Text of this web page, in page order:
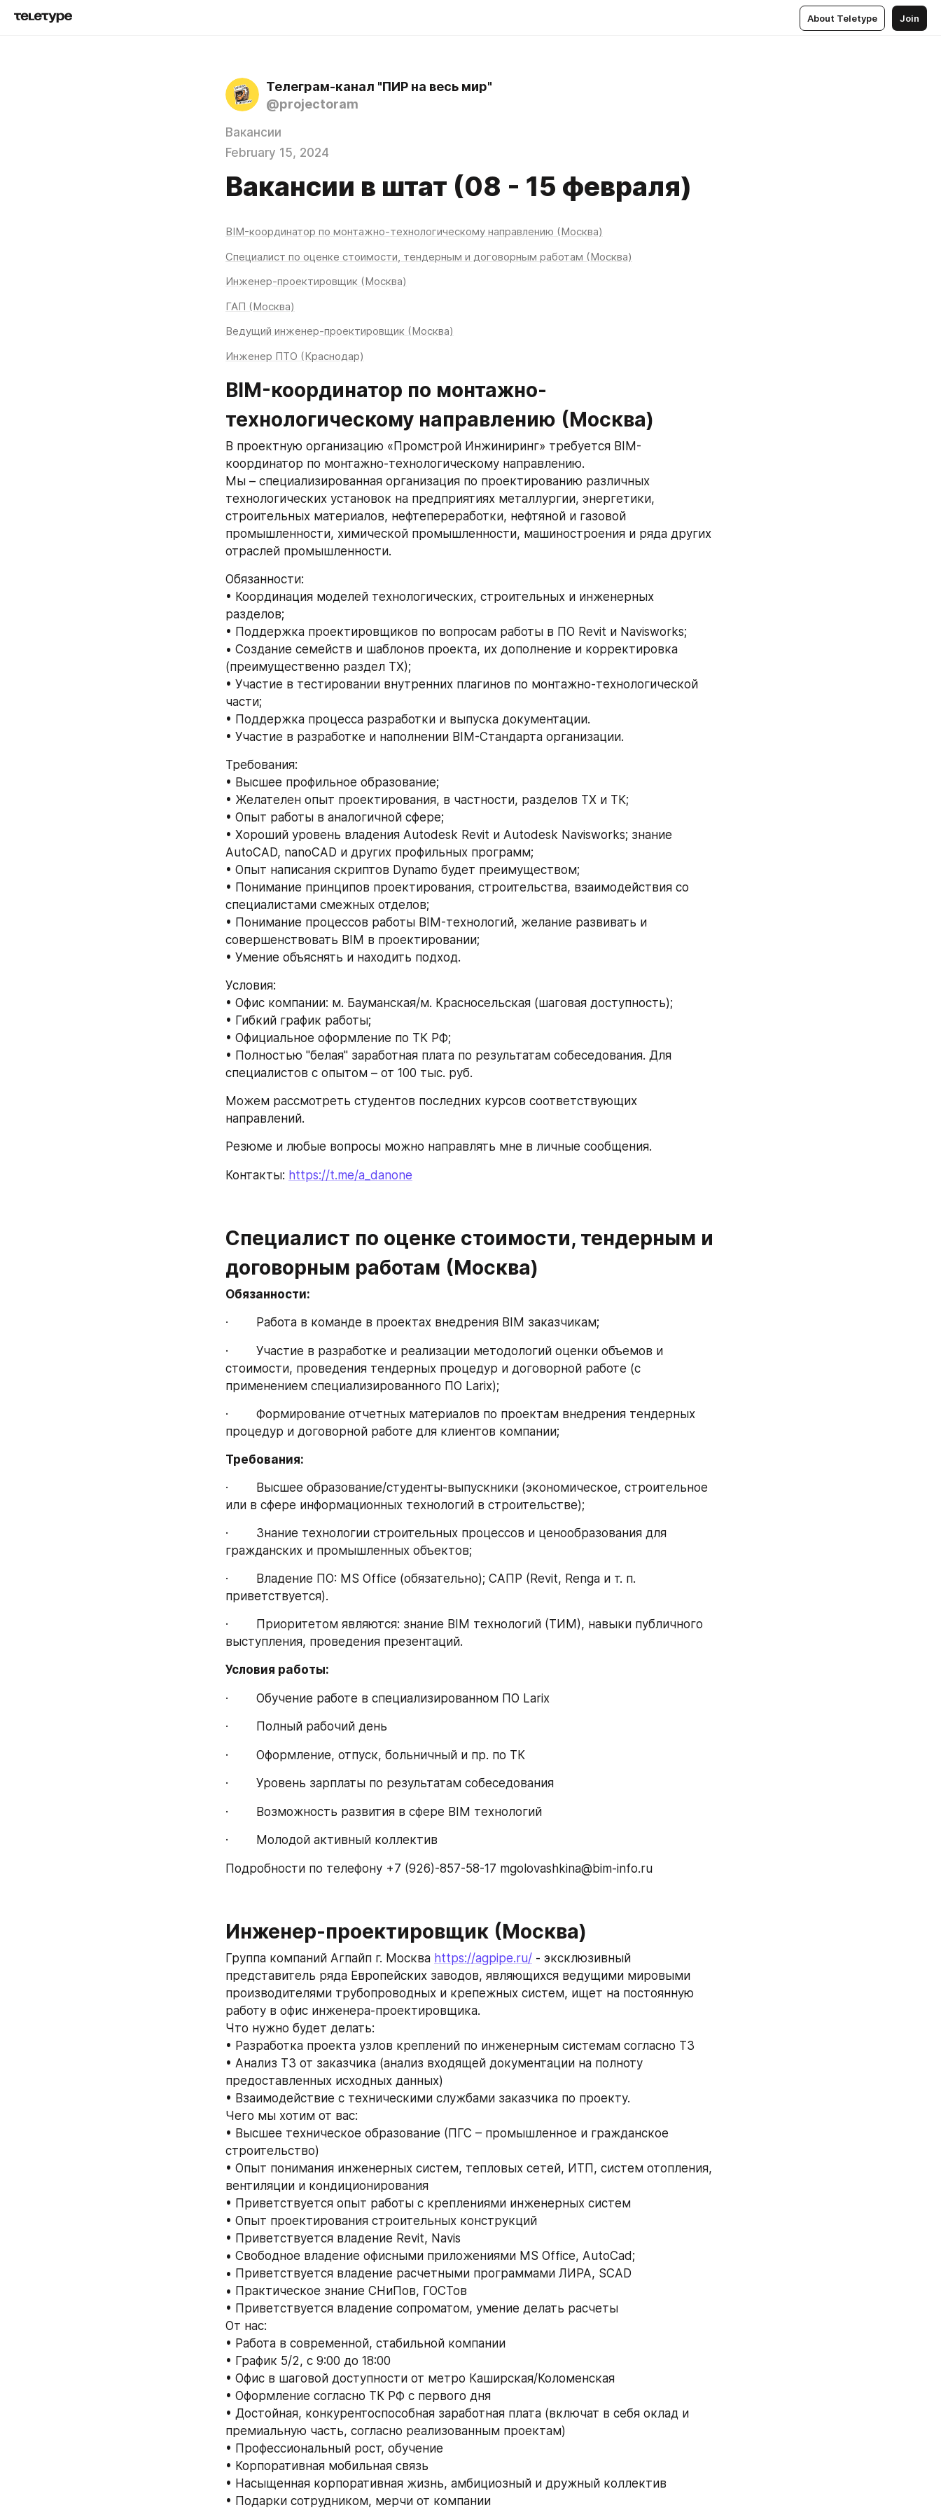
About Teletype Join
Телеграм-канал "ПИР на весь мир"
@projectoram
Вакансии
February 15, 2024
Вакансии в штат (08 - 15 февраля)
BIM-координатор по монтажно-технологическому направлению (Москва)
Специалист по оценке стоимости, тендерным и договорным работам (Москва)
Инженер-проектировщик (Москва)
ГАП (Москва)
Ведущий инженер-проектировщик (Москва)
Инженер ПТО (Краснодар)
BIM-координатор по монтажно-
технологическому направлению (Москва)
В проектную организацию «Промстрой Инжиниринг» требуется BIM-
координатор по монтажно-технологическому направлению.
Мы – специализированная организация по проектированию различных
технологических установок на предприятиях металлургии, энергетики,
строительных материалов, нефтепереработки, нефтяной и газовой
промышленности, химической промышленности, машиностроения и ряда других
отраслей промышленности.
Обязанности:
• Координация моделей технологических, строительных и инженерных
разделов;
• Поддержка проектировщиков по вопросам работы в ПО Revit и Navisworks;
• Создание семейств и шаблонов проекта, их дополнение и корректировка
(преимущественно раздел ТХ);
• Участие в тестировании внутренних плагинов по монтажно-технологической
части;
• Поддержка процесса разработки и выпуска документации.
• Участие в разработке и наполнении BIM-Стандарта организации.
Требования:
• Высшее профильное образование;
• Желателен опыт проектирования, в частности, разделов ТХ и ТК;
• Опыт работы в аналогичной сфере;
• Хороший уровень владения Autodesk Revit и Autodesk Navisworks; знание
AutoCAD, nanoCAD и других профильных программ;
• Опыт написания скриптов Dynamo будет преимуществом;
• Понимание принципов проектирования, строительства, взаимодействия со
специалистами смежных отделов;
• Понимание процессов работы BIM-технологий, желание развивать и
совершенствовать BIM в проектировании;
• Умение объяснять и находить подход.
Условия:
• Офис компании: м. Бауманская/м. Красносельская (шаговая доступность);
• Гибкий график работы;
• Официальное оформление по ТК РФ;
• Полностью "белая" заработная плата по результатам собеседования. Для
специалистов с опытом – от 100 тыс. руб.
Можем рассмотреть студентов последних курсов соответствующих
направлений.
Резюме и любые вопросы можно направлять мне в личные сообщения.
Контакты: https://t.me/a_danone
Специалист по оценке стоимости, тендерным и
договорным работам (Москва)
Обязанности:
·        Работа в команде в проектах внедрения BIM заказчикам;
·        Участие в разработке и реализации методологий оценки объемов и
стоимости, проведения тендерных процедур и договорной работе (с
применением специализированного ПО Larix);
·        Формирование отчетных материалов по проектам внедрения тендерных
процедур и договорной работе для клиентов компании;
Требования:
·        Высшее образование/студенты-выпускники (экономическое, строительное
или в сфере информационных технологий в строительстве);
·        Знание технологии строительных процессов и ценообразования для
гражданских и промышленных объектов;
·        Владение ПО: MS Office (обязательно); САПР (Revit, Renga и т. п.
приветствуется).
·        Приоритетом являются: знание BIM технологий (ТИМ), навыки публичного
выступления, проведения презентаций.
Условия работы:
·        Обучение работе в специализированном ПО Larix
·        Полный рабочий день
·        Оформление, отпуск, больничный и пр. по ТК
·        Уровень зарплаты по результатам собеседования
·        Возможность развития в сфере BIM технологий
·        Молодой активный коллектив
Подробности по телефону +7 (926)-857-58-17 mgolovashkina@bim-info.ru
Инженер-проектировщик (Москва)
Группа компаний Агпайп г. Москва https://agpipe.ru/ - эксклюзивный
представитель ряда Европейских заводов, являющихся ведущими мировыми
производителями трубопроводных и крепежных систем, ищет на постоянную
работу в офис инженера-проектировщика.
Что нужно будет делать:
• Разработка проекта узлов креплений по инженерным системам согласно ТЗ
• Анализ ТЗ от заказчика (анализ входящей документации на полноту
предоставленных исходных данных)
• Взаимодействие с техническими службами заказчика по проекту.
Чего мы хотим от вас:
• Высшее техническое образование (ПГС – промышленное и гражданское
строительство)
• Опыт понимания инженерных систем, тепловых сетей, ИТП, систем отопления,
вентиляции и кондиционирования
• Приветствуется опыт работы с креплениями инженерных систем
• Опыт проектирования строительных конструкций
• Приветствуется владение Revit, Navis
• Свободное владение офисными приложениями MS Office, AutoCad;
• Приветствуется владение расчетными программами ЛИРА, SCAD
• Практическое знание СНиПов, ГОСТов
• Приветствуется владение сопроматом, умение делать расчеты
От нас:
• Работа в современной, стабильной компании
• График 5/2, с 9:00 до 18:00
• Офис в шаговой доступности от метро Каширская/Коломенская
• Оформление согласно ТК РФ с первого дня
• Достойная, конкурентоспособная заработная плата (включат в себя оклад и
премиальную часть, согласно реализованным проектам)
• Профессиональный рост, обучение
• Корпоративная мобильная связь
• Насыщенная корпоративная жизнь, амбициозный и дружный коллектив
• Подарки сотрудником, мерчи от компании